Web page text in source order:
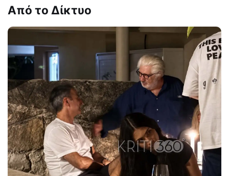
Από το Δίκτυο